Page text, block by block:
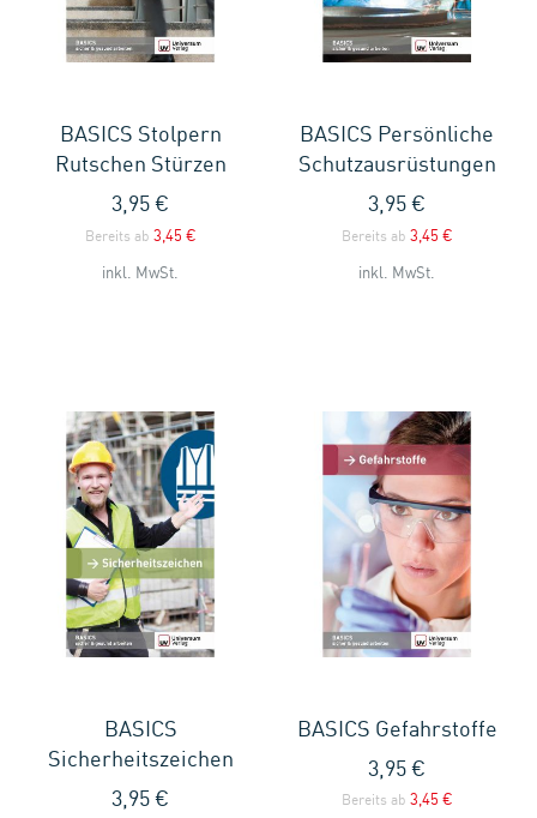
BASICS Stolpern
Rutschen Stürzen
3,95 €
Bereits ab 3,45 €
inkl. MwSt.
BASICS Persönliche
Schutzausrüstungen
3,95 €
Bereits ab 3,45 €
inkl. MwSt.
BASICS
Sicherheitszeichen
3,95 €
BASICS Gefahrstoffe
3,95 €
Bereits ab 3,45 €